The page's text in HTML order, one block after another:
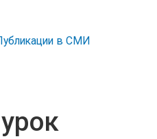
в СМИ